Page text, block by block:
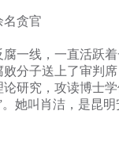
贪官
线，一直活跃着
分子送上了审判
研究，攻读博士
她叫肖洁，是昆明